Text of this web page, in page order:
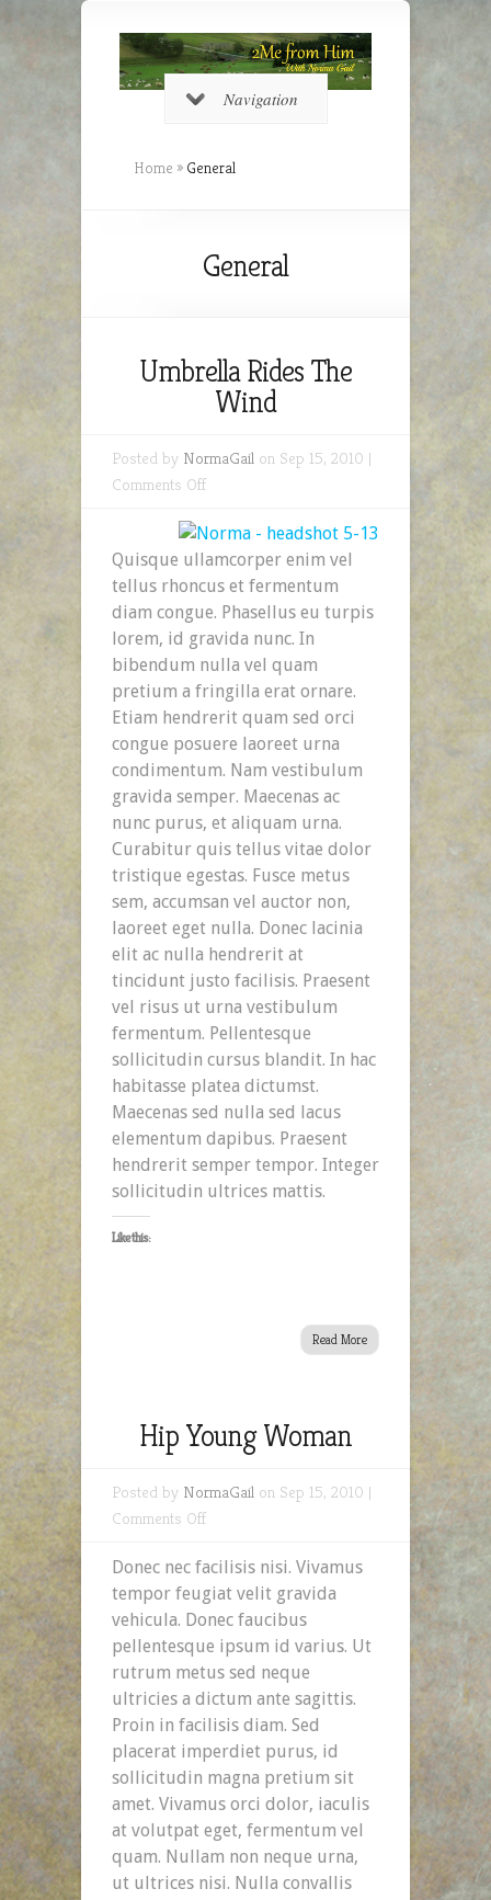
Navigation
Home » General
General
Umbrella Rides The
Wind
Posted by NormaGail on Sep 15, 2010 |
Comments Offon
Rides
The
Wind
Quisque ullamcorper enim vel
tellus rhoncus et fermentum
diam congue. Phasellus eu turpis
lorem, id gravida nunc. In
bibendum nulla vel quam
pretium a fringilla erat ornare.
Etiam hendrerit quam sed orci
congue posuere laoreet urna
condimentum. Nam vestibulum
gravida semper. Maecenas ac
nunc purus, et aliquam urna.
Curabitur quis tellus vitae dolor
tristique egestas. Fusce metus
sem, accumsan vel auctor non,
laoreet eget nulla. Donec lacinia
elit ac nulla hendrerit at
tincidunt justo facilisis. Praesent
vel risus ut urna vestibulum
fermentum. Pellentesque
sollicitudin cursus blandit. In hac
habitasse platea dictumst.
Maecenas sed nulla sed lacus
elementum dapibus. Praesent
hendrerit semper tempor. Integer
sollicitudin ultrices mattis.
Like this:
Read More
Hip Young Woman
Posted by NormaGail on Sep 15, 2010 |
Comments Offon
Young
Woman
Donec nec facilisis nisi. Vivamus
tempor feugiat velit gravida
vehicula. Donec faucibus
pellentesque ipsum id varius. Ut
rutrum metus sed neque
ultricies a dictum ante sagittis.
Proin in facilisis diam. Sed
placerat imperdiet purus, id
sollicitudin magna pretium sit
amet. Vivamus orci dolor, iaculis
at volutpat eget, fermentum vel
quam. Nullam non neque urna,
ut ultrices nisi. Nulla convallis